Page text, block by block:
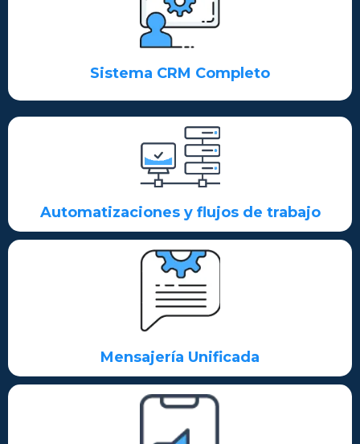
Sistema CRM Completo
Automatizaciones y flujos de trabajo
Mensajería Unificada